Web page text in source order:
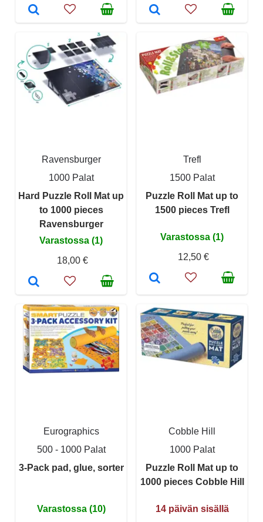
Ravensburger
1000 Palat
Hard Puzzle Roll Mat up
to 1000 pieces
Ravensburger
Varastossa (1)
18,00 €
Trefl
1500 Palat
Puzzle Roll Mat up to
1500 pieces Trefl
Varastossa (1)
12,50 €
Eurographics
500 - 1000 Palat
3-Pack pad, glue, sorter
Varastossa (10)
Cobble Hill
1000 Palat
Puzzle Roll Mat up to
1000 pieces Cobble Hill
14 päivän sisällä